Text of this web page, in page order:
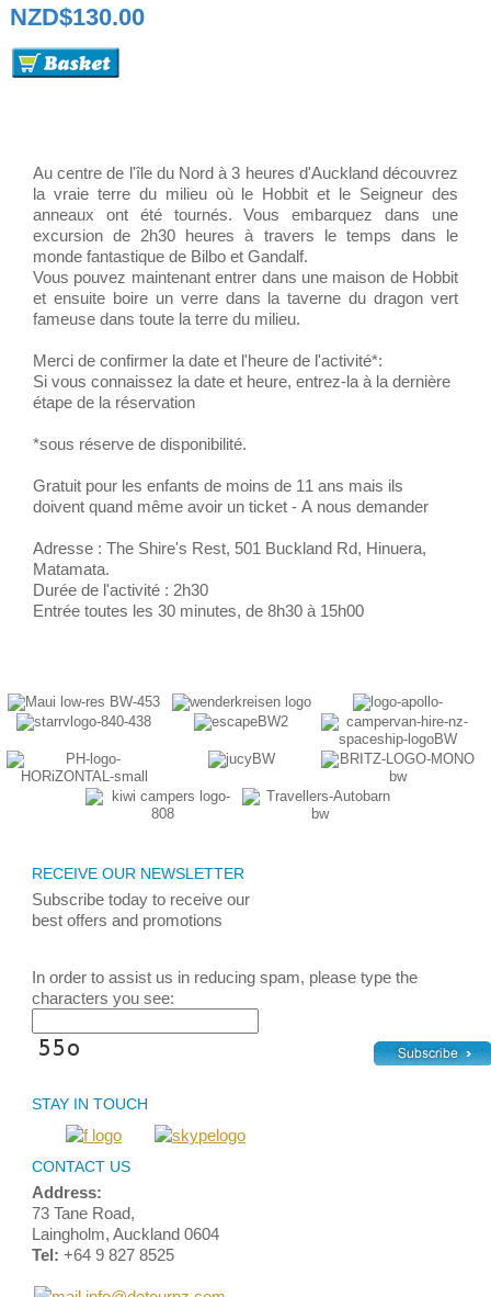
NZD$130.00
Au centre de l'île du Nord à 3 heures d'Auckland découvrez
la vraie terre du milieu où le Hobbit et le Seigneur des
anneaux ont été tournés. Vous embarquez dans une
excursion de 2h30 heures à travers le temps dans le
monde fantastique de Bilbo et Gandalf.
Vous pouvez maintenant entrer dans une maison de Hobbit
et ensuite boire un verre dans la taverne du dragon vert
fameuse dans toute la terre du milieu.
Merci de confirmer la date et l'heure de l'activité*:
Si vous connaissez la date et heure, entrez-la à la dernière
étape de la réservation
*sous réserve de disponibilité.
Gratuit pour les enfants de moins de 11 ans mais ils
doivent quand même avoir un ticket - A nous demander
Adresse : The Shire's Rest, 501 Buckland Rd, Hinuera,
Matamata.
Durée de l'activité : 2h30
Entrée toutes les 30 minutes, de 8h30 à 15h00
RECEIVE OUR NEWSLETTER
Subscribe today to receive our
best offers and promotions
In order to assist us in reducing spam, please type the
characters you see:
STAY IN TOUCH
CONTACT US
Address:
73 Tane Road,
Laingholm, Auckland 0604
Tel: +64 9 827 8525